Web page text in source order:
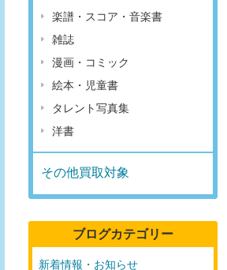
楽譜・スコア・音楽書
雑誌
漫画・コミック
絵本・児童書
タレント写真集
洋書
その他買取対象
ブログカテゴリー
新着情報・お知らせ